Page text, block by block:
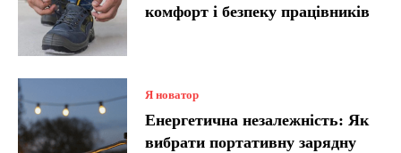
комфорт і безпеку працівників
Я новатор
Енергетична незалежність: Як
вибрати портативну зарядну